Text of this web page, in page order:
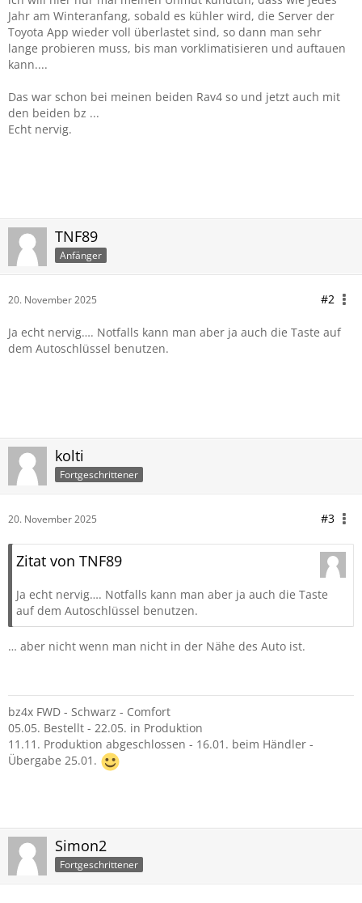
Jahr am Winteranfang, sobald es kühler wird, die Server der
Toyota App wieder voll überlastet sind, so dann man sehr
lange probieren muss, bis man vorklimatisieren und auftauen
kann....
Das war schon bei meinen beiden Rav4 so und jetzt auch mit
den beiden bz ...
Echt nervig.
TNF89
Anfänger
20. November 2025 #2
Ja echt nervig…. Notfalls kann man aber ja auch die Taste auf
dem Autoschlüssel benutzen.
kolti
Fortgeschrittener
20. November 2025 #3
Zitat von TNF89
Ja echt nervig…. Notfalls kann man aber ja auch die Taste
auf dem Autoschlüssel benutzen.
… aber nicht wenn man nicht in der Nähe des Auto ist.
bz4x FWD - Schwarz - Comfort
05.05. Bestellt - 22.05. in Produktion
11.11. Produktion abgeschlossen - 16.01. beim Händler -
Übergabe 25.01.
Simon2
Fortgeschrittener